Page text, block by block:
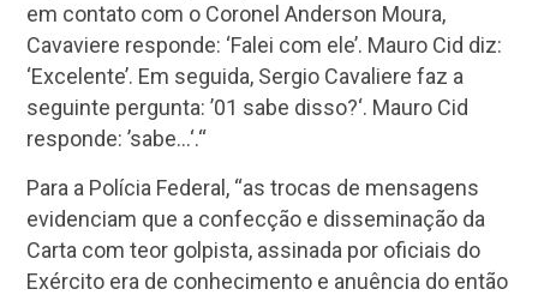
em contato com o Coronel Anderson Moura,
Cavaviere responde: ‘Falei com ele’. Mauro Cid diz:
‘Excelente’. Em seguida, Sergio Cavaliere faz a
seguinte pergunta: ’01 sabe disso?‘. Mauro Cid
responde: ’sabe...‘.“
Para a Polícia Federal, “as trocas de mensagens
evidenciam que a confecção e disseminação da
Carta com teor golpista, assinada por oficiais do
Exército era de conhecimento e anuência do então